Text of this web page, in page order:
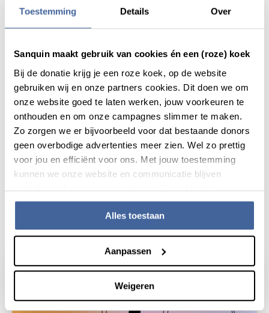
Toestemming Details Over
Sanquin maakt gebruik van cookies én een (roze) koek
Bij de donatie krijg je een roze koek, op de website
gebruiken wij en onze partners cookies. Dit doen we om
onze website goed te laten werken, jouw voorkeuren te
onthouden en om onze campagnes slimmer te maken.
Zo zorgen we er bijvoorbeeld voor dat bestaande donors
geen overbodige advertenties meer zien. Wel zo prettig
voor jou en efficiënt voor ons. Met jouw toestemming
kunnen we onze website en communicatie blijven
verbeteren. Lees meer in onze cookieverklaring.
Alles toestaan
Aanpassen
Weigeren
Europese samenwerking voor plasma
Deel dit bericht via:
Actueel